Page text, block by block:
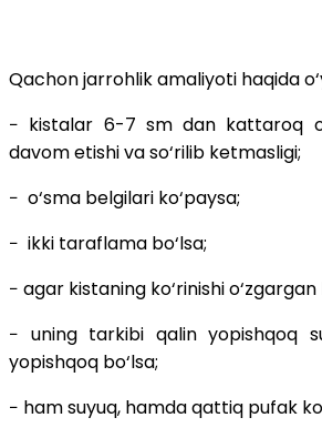
Qachon jarrohlik amaliyoti haqida
− kistalar 6-7 sm dan kattaroq
davom etishi va so‘rilib ketmasligi;
− o‘sma belgilari ko‘paysa;
− ikki taraflama bo‘lsa;
− agar kistaning ko‘rinishi o‘zgargan
− uning tarkibi qalin yopishqoq
yopishqoq bo‘lsa;
− ham suyuq, hamda qattiq pufak